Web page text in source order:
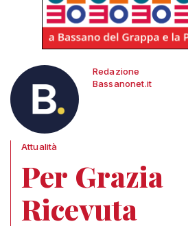
Redazione
Bassanonet.it
Attualità
Per Grazia
Ricevuta